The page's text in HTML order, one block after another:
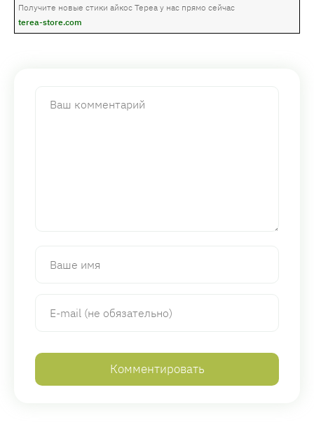
Получите новые стики айкос Тереа у нас прямо сейчас
terea-store.com